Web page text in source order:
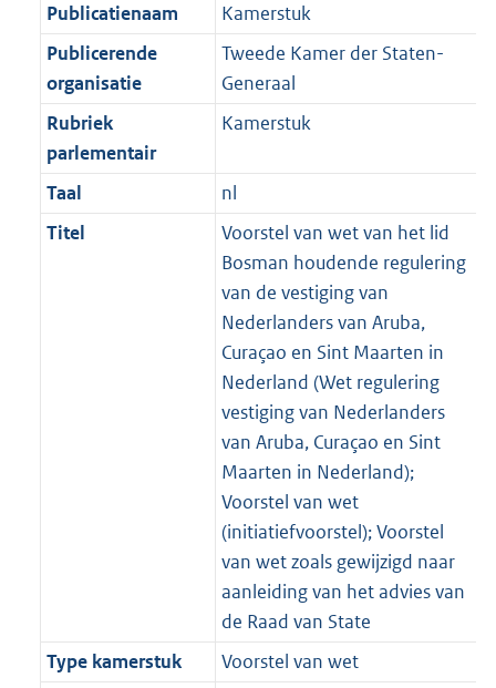
Publicatienaam
Kamerstuk
Publicerende
organisatie
Tweede Kamer der Staten-
Generaal
Rubriek
parlementair
Kamerstuk
Taal
nl
Titel
Voorstel van wet van het lid
Bosman houdende regulering
van de vestiging van
Nederlanders van Aruba,
Curaçao en Sint Maarten in
Nederland (Wet regulering
vestiging van Nederlanders
van Aruba, Curaçao en Sint
Maarten in Nederland);
Voorstel van wet
(initiatiefvoorstel); Voorstel
van wet zoals gewijzigd naar
aanleiding van het advies van
de Raad van State
Type kamerstuk
Voorstel van wet